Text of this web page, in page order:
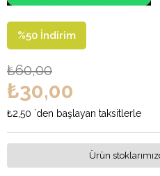
%50 İndirim
₺60,00
₺30,00
₺2,50 `den başlayan taksitlerle
Ürün